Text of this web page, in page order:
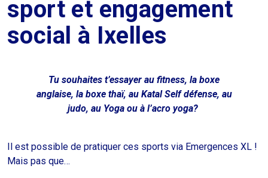
sport et engagement
social à Ixelles
Tu souhaites t’essayer au fitness, la boxe
anglaise, la boxe thaï, au Katal Self défense, au
judo, au Yoga ou à l’acro yoga?
Il est possible de pratiquer ces sports via Emergences XL !
Mais pas que…